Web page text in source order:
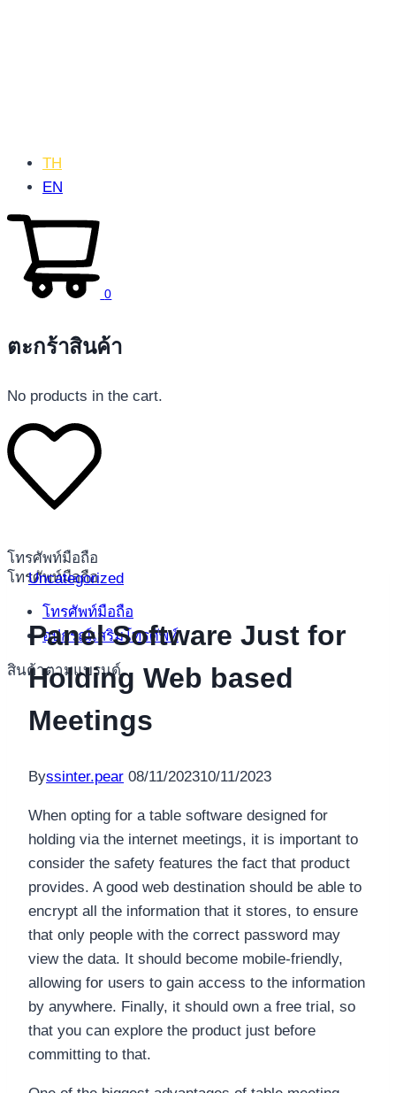
โทรศัพท์มือถือ
โทรศัพท์มือถือ
โทรศัพท์มือถือ
อุปกรณ์เสริมโทรศัพท์
สินค้าตามแบรนด์
TH
EN
0
ตะกร้าสินค้า
No products in the cart.
Uncategorized
Panel Software Just for
Holding Web based
Meetings
Byssinter.pear 08/11/202310/11/2023
When opting for a table software designed for
holding via the internet meetings, it is important to
consider the safety features the fact that product
provides. A good web destination should be able to
encrypt all the information that it stores, to ensure
that only people with the correct password may
view the data. It should become mobile-friendly,
allowing for users to gain access to the information
by anywhere. Finally, it should own a free trial, so
that you can explore the product just before
committing to that.